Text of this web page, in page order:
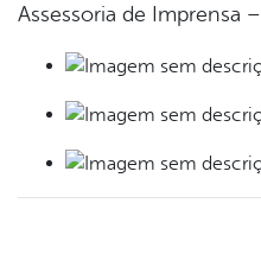
Assessoria de Imprensa